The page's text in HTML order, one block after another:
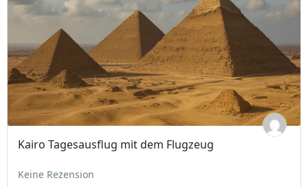
Kairo Tagesausflug mit dem Flugzeug
Keine Rezension